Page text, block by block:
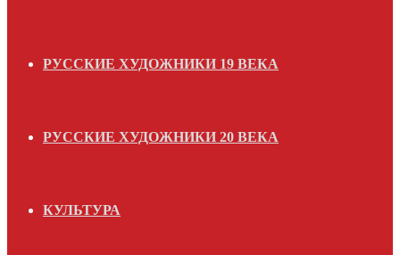
РУССКИЕ ХУДОЖНИКИ 19 ВЕКА
РУССКИЕ ХУДОЖНИКИ 20 ВЕКА
КУЛЬТУРА